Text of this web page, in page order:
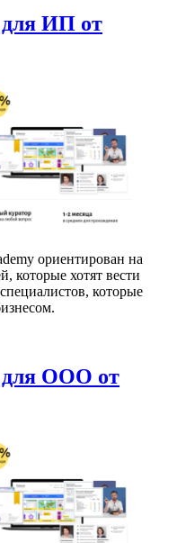
для ИП от
ориентирован на
которые хотят вести
которые
для ООО от